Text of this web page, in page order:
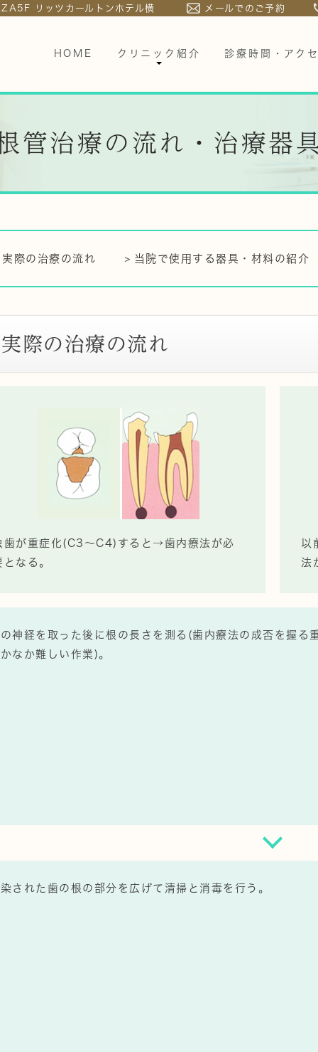
リッツカールトンホテル横 メールでのご予約
HOME クリニック紹介 診療時間・アク
管治療の流れ・治療器
実際の治療の流れ 当院で使用する器具・材料の紹介
実際の治療の流れ
歯が重症化(C3～C4)すると→歯内療法が必
となる。
以
法
神経を取った後に根の長さを測る(歯内療法の成否を握る
なか難しい作業)。
された歯の根の部分を広げて清掃と消毒を行う。